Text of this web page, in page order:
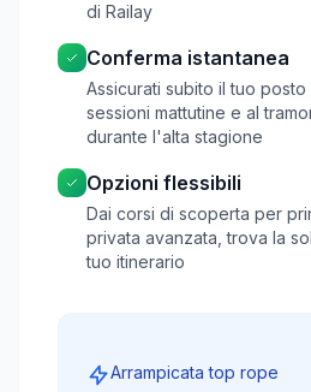
di Railay
Conferma istantanea
Assicurati subito il tuo
sessioni mattutine e al
durante l'alta stagione
Opzioni flessibili
Dai corsi di scoperta per
privata avanzata, trova la
tuo itinerario
Arrampicata top rope